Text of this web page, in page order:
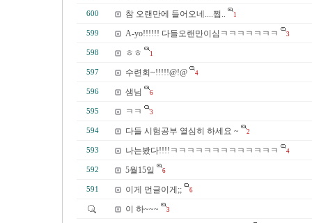
600 참 오랜만에 들어오네....쩝.. 1
599 A-yo!!!!!! 다들오랜만이심ㅋㅋㅋㅋㅋㅋㅋ 3
598 ㅎㅎ 1
597 수련회~!!!!!@!@ 4
596 샘님 6
595 ㅋㅋ 3
594 다들 시험공부 열심히 하세요 ~ 2
593 나는봤다!!!!ㅋㅋㅋㅋㅋㅋㅋㅋㅋㅋㅋㅋㅋ 4
592 5월15일 6
591 이게 먼글이게;; 6
이 하~~~ 3